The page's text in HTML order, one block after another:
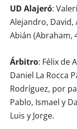
UD Alajeró:
Alejandro, David,
Abián (Abraham,
Árbitro: Félix de
Daniel La Rocca
Rodríguez, por
Pablo, Ismael y
Luis y Jorge.